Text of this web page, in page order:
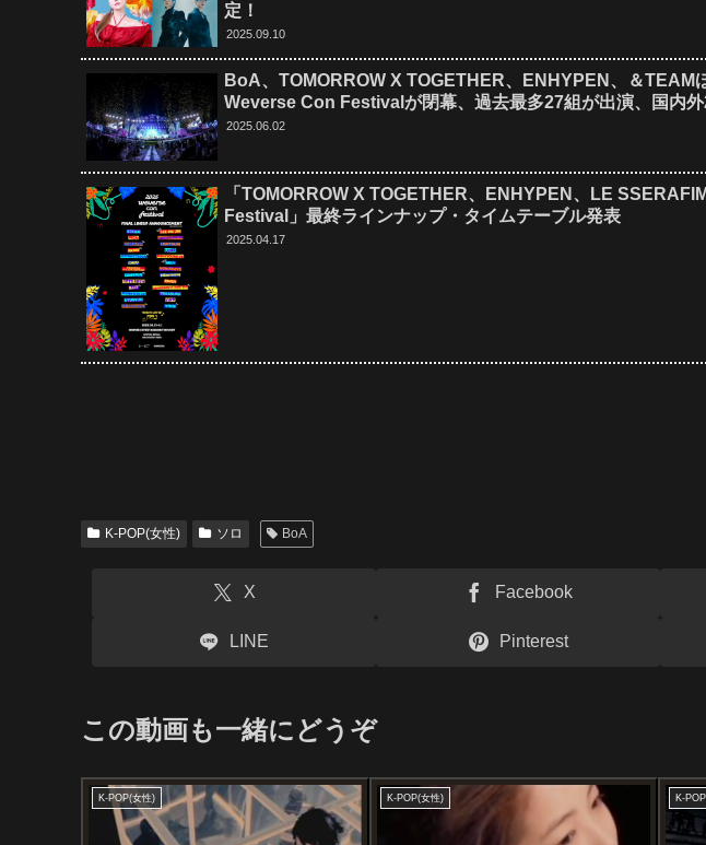
定！
2025.09.10
BoA、TOMORROW X TOGETHER、ENHYPEN、＆TEAM
Weverse Con Festivalが閉幕、過去最多27組が出演、国内
2025.06.02
「TOMORROW X TOGETHER、ENHYPEN、LE
Festival」最終ラインナップ・タイムテーブル発表
2025.04.17
K-POP(女性) ソロ BoA
X Facebook
LINE Pinterest
この動画も一緒にどうぞ
K-POP(女性) K-POP(女性) K-